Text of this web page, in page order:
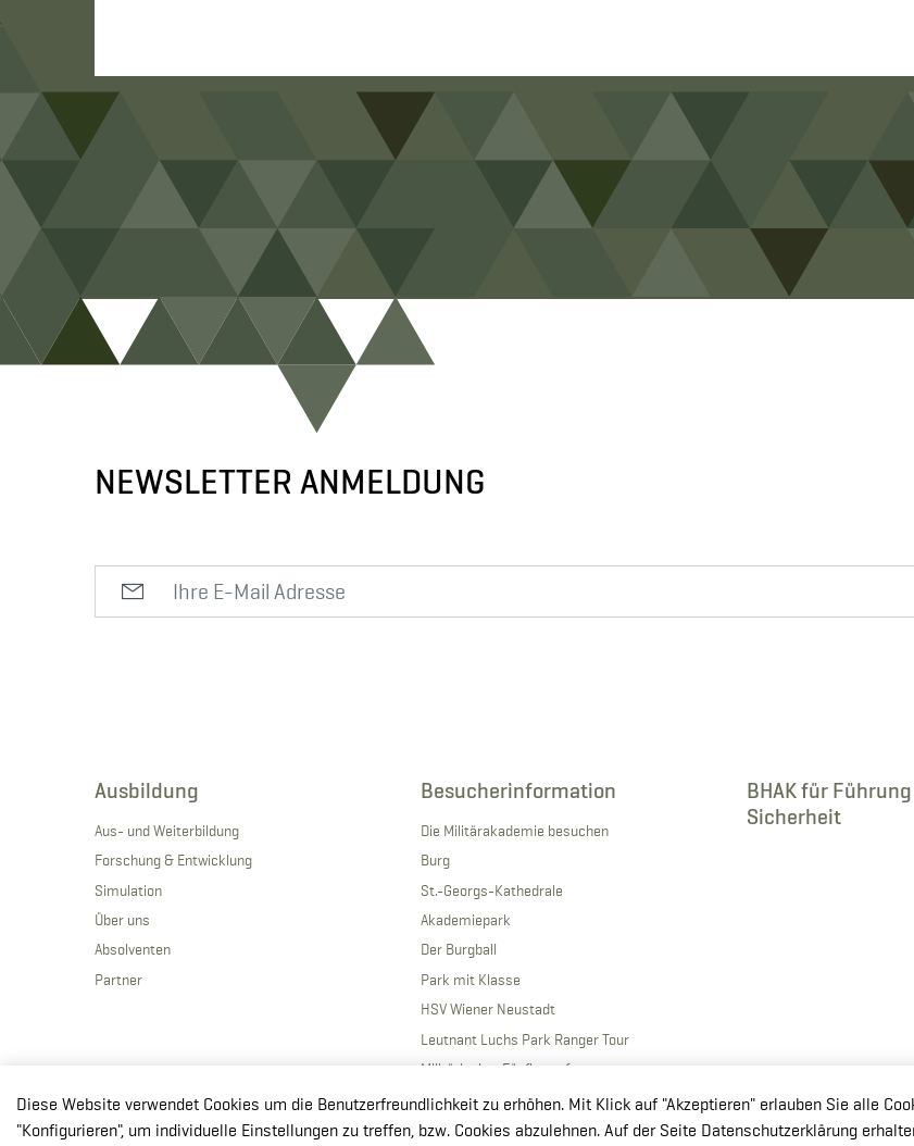
NEWSLETTER ANMELDUNG
Ausbildung
Aus- und Weiterbildung
Forschung & Entwicklung
Simulation
Über uns
Absolventen
Partner
Besucherinformation
Die Militärakademie besuchen
Burg
St.-Georgs-Kathedrale
Akademiepark
Der Burgball
Park mit Klasse
HSV Wiener Neustadt
Leutnant Luchs Park Ranger Tour
Militärischer Fünfkampf
BHAK für
Sicherheit
Diese Website verwendet Cookies um die Benutzerfreundlichkeit zu erhöhen. Mit Klick auf "Akzeptieren" erlauben Sie alle
"Konfigurieren", um individuelle Einstellungen zu treffen, bzw. Cookies abzulehnen. Auf der Seite Datenschutzerklärung